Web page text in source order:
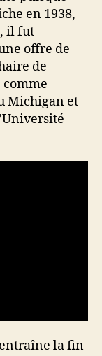
en 1938,
il fut
offre de
de
comme
Michigan et
la fin